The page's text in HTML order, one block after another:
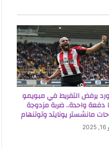
يرفض التفريط في مبويمو
دفعة واحدة.. ضربة مزدوجة
مانشستر يونايتد وتوتنهام